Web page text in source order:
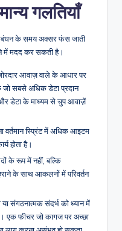
गलतियाँ
के समय अक्सर फंस जाती
में मदद कर सकती है।
आवाज़ वाले के आधार पर
जो सबसे अधिक डेटा प्रदान
डेटा के माध्यम से चुप आवाज़ें
वर्तमान स्प्रिंट में अधिक आइटम
होता है।
के रूप में नहीं, बल्कि
के साथ आकलनों में परिवर्तन
संगठनात्मक संदर्भ को ध्यान में
एक फीचर जो कागज पर अच्छा